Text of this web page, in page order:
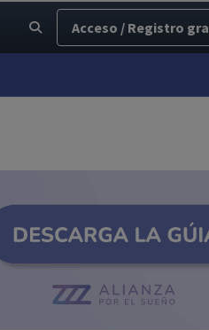
Acceso / Registro